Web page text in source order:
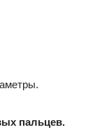
пальцев.